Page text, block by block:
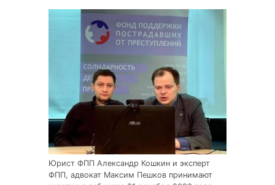
Юрист ФПП Александр Кошкин и эксперт
ФПП, адвокат Максим Пешков принимают